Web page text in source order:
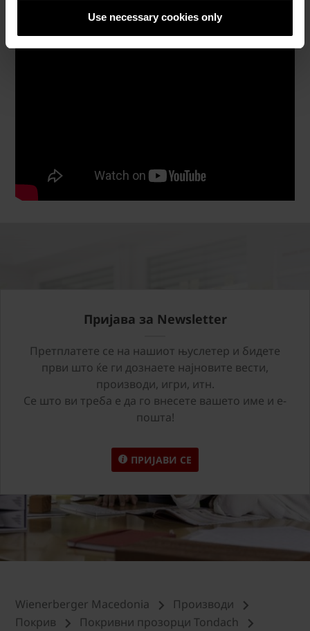
Use necessary cookies only
Пријава за Newsletter
Претплатете се на нашиот њуслетер и бидете
први што ќе ги дознаете најновите вести,
производи, игри, итн.
Се што ви треба е да го внесете вашето име и е-
пошта!
ПРИЈАВИ СЕ
Wienerberger Macedonia
Производи
Покрив
Покривни прозорци Tondach